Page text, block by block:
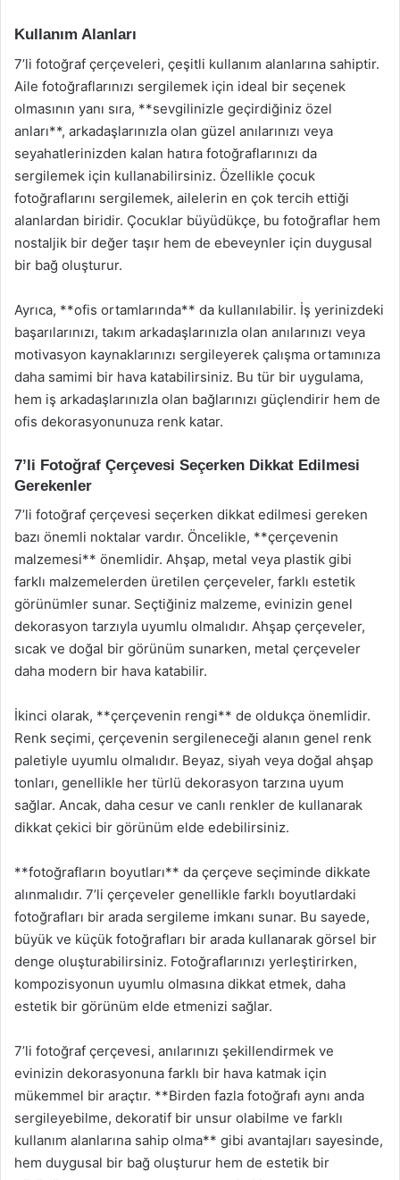
Kullanım Alanları
7’li fotoğraf çerçeveleri, çeşitli kullanım alanlarına sahiptir.
Aile fotoğraflarınızı sergilemek için ideal bir seçenek
olmasının yanı sıra, **sevgilinizle geçirdiğiniz özel
anları**, arkadaşlarınızla olan güzel anılarınızı veya
seyahatlerinizden kalan hatıra fotoğraflarınızı da
sergilemek için kullanabilirsiniz. Özellikle çocuk
fotoğraflarını sergilemek, ailelerin en çok tercih ettiği
alanlardan biridir. Çocuklar büyüdükçe, bu fotoğraflar hem
nostaljik bir değer taşır hem de ebeveynler için duygusal
bir bağ oluşturur.
Ayrıca, **ofis ortamlarında** da kullanılabilir. İş yerinizdeki
başarılarınızı, takım arkadaşlarınızla olan anılarınızı veya
motivasyon kaynaklarınızı sergileyerek çalışma ortamınıza
daha samimi bir hava katabilirsiniz. Bu tür bir uygulama,
hem iş arkadaşlarınızla olan bağlarınızı güçlendirir hem de
ofis dekorasyonunuza renk katar.
7’li Fotoğraf Çerçevesi Seçerken Dikkat Edilmesi
Gerekenler
7’li fotoğraf çerçevesi seçerken dikkat edilmesi gereken
bazı önemli noktalar vardır. Öncelikle, **çerçevenin
malzemesi** önemlidir. Ahşap, metal veya plastik gibi
farklı malzemelerden üretilen çerçeveler, farklı estetik
görünümler sunar. Seçtiğiniz malzeme, evinizin genel
dekorasyon tarzıyla uyumlu olmalıdır. Ahşap çerçeveler,
sıcak ve doğal bir görünüm sunarken, metal çerçeveler
daha modern bir hava katabilir.
İkinci olarak, **çerçevenin rengi** de oldukça önemlidir.
Renk seçimi, çerçevenin sergileneceği alanın genel renk
paletiyle uyumlu olmalıdır. Beyaz, siyah veya doğal ahşap
tonları, genellikle her türlü dekorasyon tarzına uyum
sağlar. Ancak, daha cesur ve canlı renkler de kullanarak
dikkat çekici bir görünüm elde edebilirsiniz.
**fotoğrafların boyutları** da çerçeve seçiminde dikkate
alınmalıdır. 7’li çerçeveler genellikle farklı boyutlardaki
fotoğrafları bir arada sergileme imkanı sunar. Bu sayede,
büyük ve küçük fotoğrafları bir arada kullanarak görsel bir
denge oluşturabilirsiniz. Fotoğraflarınızı yerleştirirken,
kompozisyonun uyumlu olmasına dikkat etmek, daha
estetik bir görünüm elde etmenizi sağlar.
7’li fotoğraf çerçevesi, anılarınızı şekillendirmek ve
evinizin dekorasyonuna farklı bir hava katmak için
mükemmel bir araçtır. **Birden fazla fotoğrafı aynı anda
sergileyebilme, dekoratif bir unsur olabilme ve farklı
kullanım alanlarına sahip olma** gibi avantajları sayesinde,
hem duygusal bir bağ oluşturur hem de estetik bir